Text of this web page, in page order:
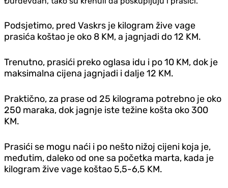
Podsjetimo, pred Vaskrs je kilogram žive vage
prasića koštao je oko 8 KM, a jagnjadi do 12 KM.
Trenutno, prasići preko oglasa idu i po 10 KM, dok je
maksimalna cijena jagnjadi i dalje 12 KM.
Praktično, za prase od 25 kilograma potrebno je oko
250 maraka, dok jagnje iste težine košta oko 300
KM.
Prasići se mogu naći i po nešto nižoj cijeni koja je,
međutim, daleko od one sa početka marta, kada je
kilogram žive vage koštao 5,5-6,5 KM.